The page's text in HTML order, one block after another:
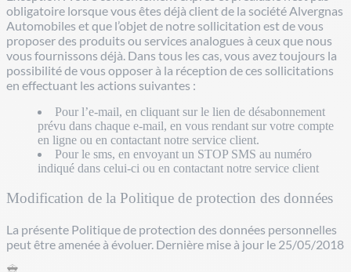
obligatoire lorsque vous êtes déjà client de la société Alvergnas
Automobiles et que l’objet de notre sollicitation est de vous
proposer des produits ou services analogues à ceux que nous
vous fournissons déjà. Dans tous les cas, vous avez toujours la
possibilité de vous opposer à la réception de ces sollicitations
en effectuant les actions suivantes :
Pour l’e-mail, en cliquant sur le lien de désabonnement
prévu dans chaque e-mail, en vous rendant sur votre compte
en ligne ou en contactant notre service client.
Pour le sms, en envoyant un STOP SMS au numéro
indiqué dans celui-ci ou en contactant notre service client
Modification de la Politique de protection des données
La présente Politique de protection des données personnelles
peut être amenée à évoluer. Dernière mise à jour le 25/05/2018